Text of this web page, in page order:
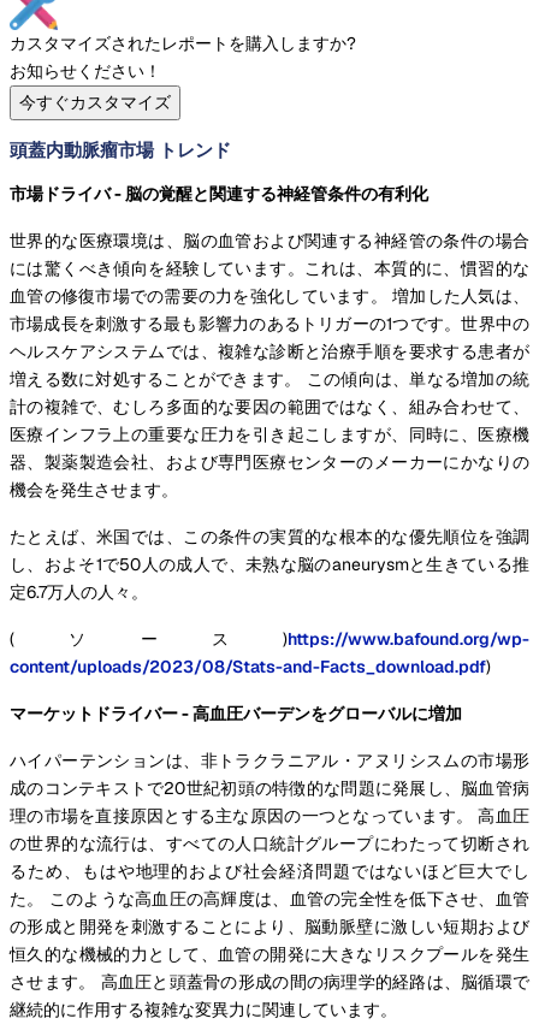
カスタマイズされたレポートを購入しますか?
お知らせください！
今すぐカスタマイズ
頭蓋内動脈瘤市場 トレンド
市場ドライバ - 脳の覚醒と関連する神経管条件の有利化
世界的な医療環境は、脳の血管および関連する神経管の条件の場合
には驚くべき傾向を経験しています。これは、本質的に、慣習的な
血管の修復市場での需要の力を強化しています。 増加した人気は、
市場成長を刺激する最も影響力のあるトリガーの1つです。世界中の
ヘルスケアシステムでは、複雑な診断と治療手順を要求する患者が
増える数に対処することができます。 この傾向は、単なる増加の統
計の複雑で、むしろ多面的な要因の範囲ではなく、組み合わせて、
医療インフラ上の重要な圧力を引き起こしますが、同時に、医療機
器、製薬製造会社、および専門医療センターのメーカーにかなりの
機会を発生させます。
たとえば、米国では、この条件の実質的な根本的な優先順位を強調
し、およそ1で50人の成人で、未熟な脳のaneurysmと生きている推
定6.7万人の人々。
(ソース)https://www.bafound.org/wp-
content/uploads/2023/08/Stats-and-Facts_download.pdf)
マーケットドライバー - 高血圧バーデンをグローバルに増加
ハイパーテンションは、非トラクラニアル・アヌリシスムの市場形
成のコンテキストで20世紀初頭の特徴的な問題に発展し、脳血管病
理の市場を直接原因とする主な原因の一つとなっています。 高血圧
の世界的な流行は、すべての人口統計グループにわたって切断され
るため、もはや地理的および社会経済問題ではないほど巨大でし
た。 このような高血圧の高輝度は、血管の完全性を低下させ、血管
の形成と開発を刺激することにより、脳動脈壁に激しい短期および
恒久的な機械的力として、血管の開発に大きなリスクプールを発生
させます。 高血圧と頭蓋骨の形成の間の病理学的経路は、脳循環で
継続的に作用する複雑な変異力に関連しています。